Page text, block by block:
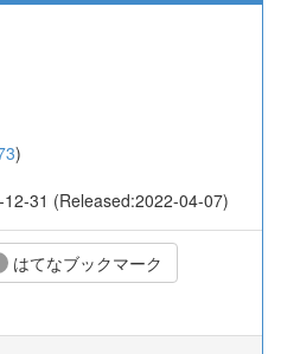
)
31 (Released:2022-04-07)
はてなブックマーク